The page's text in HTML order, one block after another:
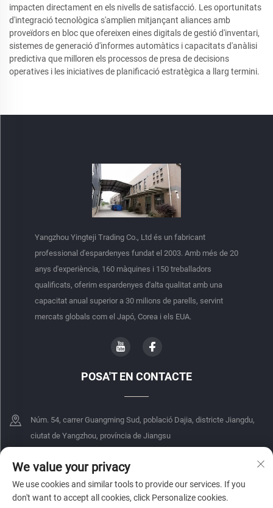
impacten directament en els nivells de satisfacció. Les oportunitats
d'integració tecnològica s'amplien mitjançant aliances amb
proveïdors en bloc que ofereixen eines digitals de gestió d'inventari,
sistemes de generació d'informes automàtics i capacitats d'anàlisi
predictiva que milloren els processos de presa de decisions
operatives i les iniciatives de planificació estratègica a llarg termini.
Yangzhou Yingteji Trading Co., Ltd és un fabricant
professional d'espardenyes fundat el 2003. Amb més de 20
anys d'experiència, 160 màquines i 150 treballadors
qualificats, oferim espardenyes d'alta qualitat amb una
capacitat anual superior a 30 milions de parells, servint
mercats globals com el Japó, Corea i els EUA.
POSA'T EN CONTACTE
Núm. 54, carrer Guangming Sud, població Dajia, districte Jiangdu,
ciutat de Yangzhou, província de Jiangsu
+86-18068849339
[email protected]
We value your privacy
We use cookies and similar tools to provide our services. If you
don't want to accept all cookies, click Personalize cookies.